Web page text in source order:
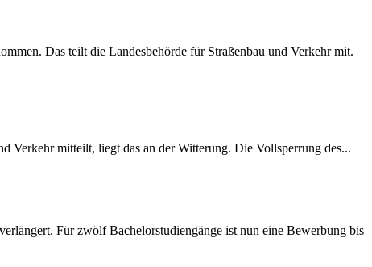
Das teilt die Landesbehörde für Straßenbau und Verkehr mit.
Verkehr mitteilt, liegt das an der Witterung. Die Vollsperrung des...
Für zwölf Bachelorstudiengänge ist nun eine Bewerbung bis